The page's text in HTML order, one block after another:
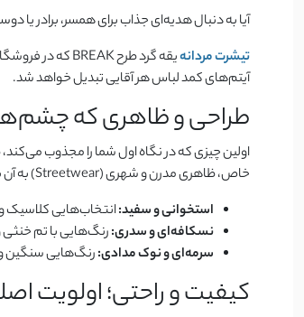
آیا به دنبال هدیه‌ای جذاب برای همسر، برادر
تیشرت مردانهیقه گرد طرح BREAK که در فروشگاه
آیتم‌های کمد لباس هر آقایی تبدیل خواهد شد.
طراحی و ظاهری که چشم‌ها
خاص، ظاهری مدرن و شهری (Streetwear) به آن بخشیده است. این محصول در رنگ‌بندی بسیار کاربردی و جذابی عرضه شده که دست شما را برای ست کردن باز می‌گذارد:
استخوانی و سفید:انتخاب‌هایی کلاسیک
نسکافه‌ای و سدری:رنگ‌هایی با تم
سرمه‌ای و نوک مدادی:رنگ‌هایی سنگین
کیفیت و راحتی؛ اولویت